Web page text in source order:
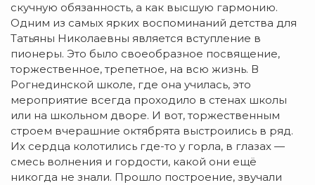
скучную обязанность, а как высшую гармонию.
Одним из самых ярких воспоминаний детства для
Татьяны Николаевны является вступление в
пионеры. Это было своеобразное посвящение,
торжественное, трепетное, на всю жизнь. В
Рогнединской школе, где она училась, это
мероприятие всегда проходило в стенах школы
или на школьном дворе. И вот, торжественным
строем вчерашние октябрята выстроились в ряд.
Их сердца колотились где-то у горла, в глазах —
смесь волнения и гордости, какой они ещё
никогда не знали. Прошло построение, звучали